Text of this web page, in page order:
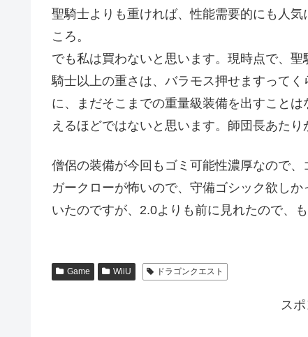
聖騎士よりも重ければ、性能需要的にも人
ころ。
でも私は買わないと思います。現時点で、
騎士以上の重さは、バラモス押せますって
に、まだそこまでの重量級装備を出すこと
えるほどではないと思います。師団長あた
僧侶の装備が今回もゴミ可能性濃厚なので
ガークローが怖いので、守備ゴシック欲し
いたのですが、2.0よりも前に見れたので、
Game WiiU ドラゴンクエスト
ス